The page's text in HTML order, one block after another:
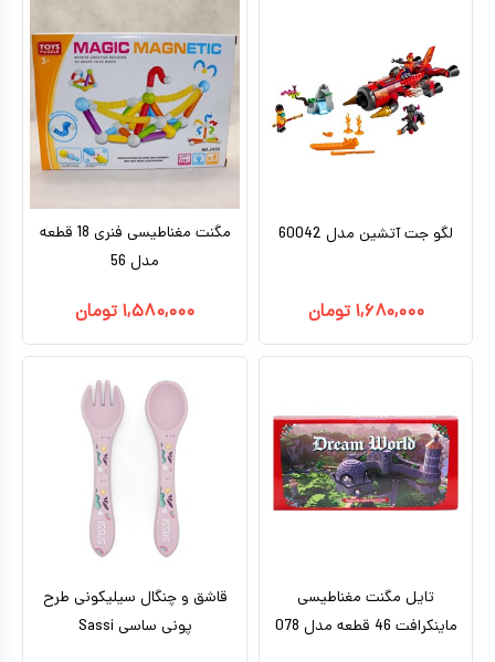
لگو جت آتشین مدل 60042
۱,۶۸۰,۰۰۰ تومان
مگنت مغناطیسی فنری 18 قطعه
مدل 56
۱,۵۸۰,۰۰۰ تومان
تایل مگنت مغناطیسی
ماینکرافت 46 قطعه مدل 078
قاشق و چنگال سیلیکونی طرح
پونی ساسی Sassi